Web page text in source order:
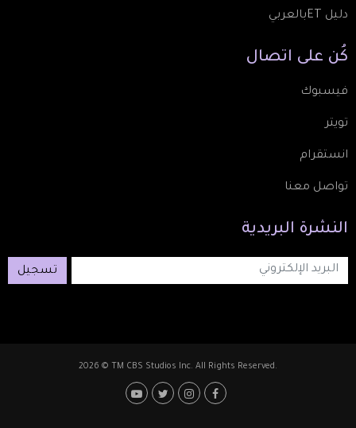
دليل ETبالعربي
كُن على اتصال
فيسبوك
تويتر
انستقرام
تواصل معنا
النشرة البريدية
تسجيل
2026 © TM CBS Studios Inc. All Rights Reserved.
Footer: Social Media